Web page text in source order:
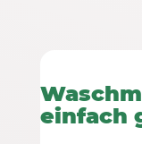
einfach